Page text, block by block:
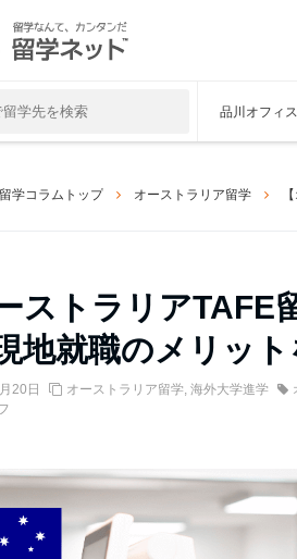
品川オフィ
留学コラムトップ オーストラリア留学
ストラリアTAFE
地就職のメリッ
20日 オーストラリア留学, 海外大学進学